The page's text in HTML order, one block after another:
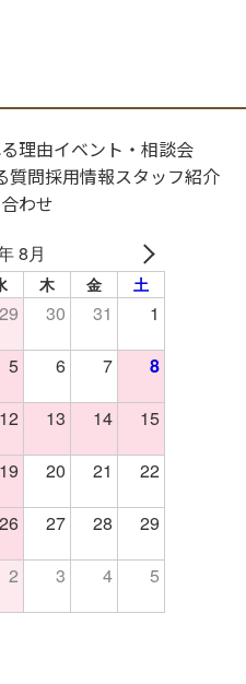
理由イベント・相談会
質問採用情報スタッフ紹介
わせ
8月
木 金 土
29 30 31 1
5 6 7 8
12 13 14 15
19 20 21 22
26 27 28 29
2 3 4 5